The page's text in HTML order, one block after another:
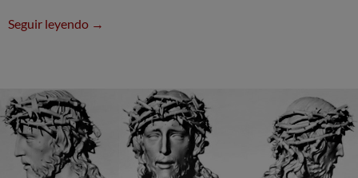
Seguir leyendo La Virgen de la Salud, historias de la devoción
→